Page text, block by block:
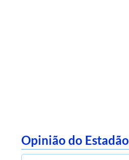
Opinião do Estadão